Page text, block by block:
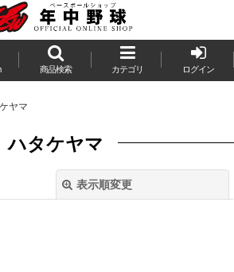
商品検索 カテゴリ ログイン
ヤマ
ハタケヤマ
表示順変更